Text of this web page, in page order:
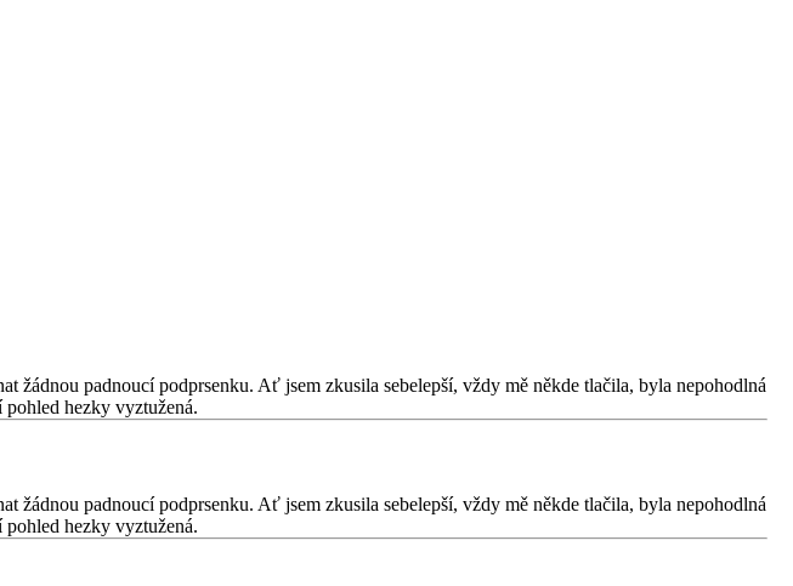
žádnou padnoucí podprsenku. Ať jsem zkusila sebelepší, vždy mě někde tlačila, byla nepohodlná
pohled hezky vyztužená.
žádnou padnoucí podprsenku. Ať jsem zkusila sebelepší, vždy mě někde tlačila, byla nepohodlná
pohled hezky vyztužená.